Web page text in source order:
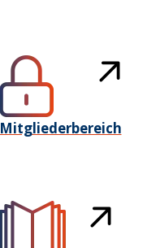
Mitgliederbereich